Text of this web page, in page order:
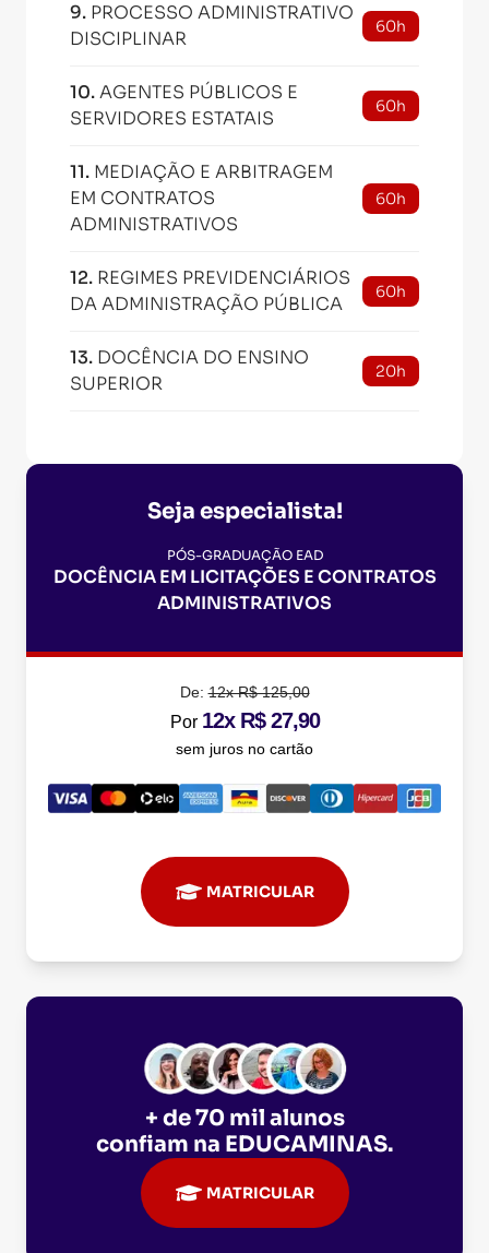
9. PROCESSO ADMINISTRATIVO
DISCIPLINAR
60h
10.AGENTES PÚBLICOS E
SERVIDORES ESTATAIS
60h
11. MEDIAÇÃO E ARBITRAGEM
EM CONTRATOS
ADMINISTRATIVOS
60h
12. REGIMES PREVIDENCIÁRIOS
DA ADMINISTRAÇÃO PÚBLICA
60h
13. DOCÊNCIA DO ENSINO
SUPERIOR
20h
Seja especialista!
PÓS-GRADUAÇÃO EAD
DOCÊNCIA EM LICITAÇÕES E CONTRATOS
ADMINISTRATIVOS
De:12x R$ 125,00
Por 12x R$ 27,90
sem juros no cartão
MATRICULAR
+ de 70 mil alunos
confiam na EDUCAMINAS.
MATRICULAR